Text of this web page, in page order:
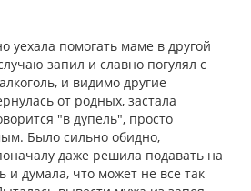
уехала помогать маме в другой
запил и славно погулял с
и видимо другие
от родных, застала
"в дупель", просто
Было сильно обидно,
даже решила подавать на
и думала, что может не все так